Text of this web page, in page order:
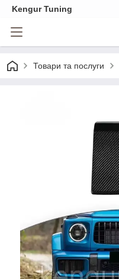
Kengur Tuning
Товари та послуги